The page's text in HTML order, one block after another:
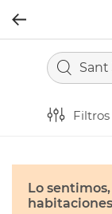
Filtros
Lo